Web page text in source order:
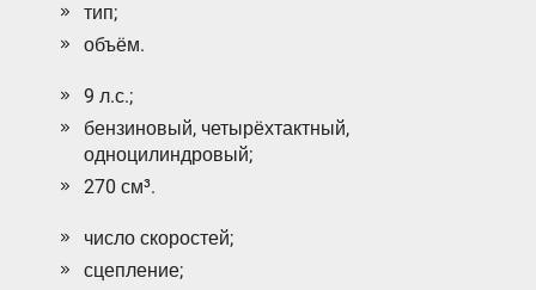
тип;
объём.
9 л.с.;
бензиновый, четырёхтактный,
одноцилиндровый;
270 см³.
число скоростей;
сцепление;